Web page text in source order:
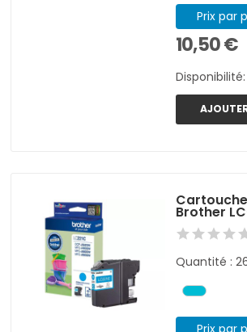
Prix par
10,50 €
Disponibilité:
Brother
Quantité :